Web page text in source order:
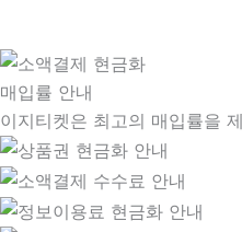
매입률 안내
이지티켓은 최고의 매입률을